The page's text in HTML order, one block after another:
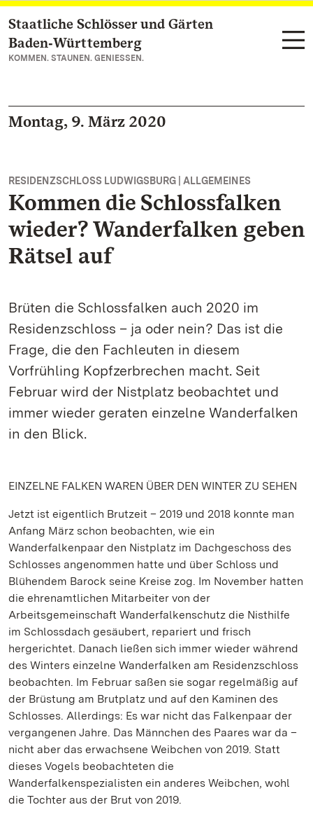
Zum Hauptinhalt springen
Staatliche Schlösser und Gärten
Baden‑Württemberg
KOMMEN. STAUNEN. GENIESSEN.
Montag, 9. März 2020
RESIDENZSCHLOSS LUDWIGSBURG | ALLGEMEINES
Kommen die Schlossfalken
wieder? Wanderfalken geben
Rätsel auf
Brüten die Schlossfalken auch 2020 im
Residenzschloss – ja oder nein? Das ist die
Frage, die den Fachleuten in diesem
Vorfrühling Kopfzerbrechen macht. Seit
Februar wird der Nistplatz beobachtet und
immer wieder geraten einzelne Wanderfalken
in den Blick.
EINZELNE FALKEN WAREN ÜBER DEN WINTER ZU SEHEN
Jetzt ist eigentlich Brutzeit – 2019 und 2018 konnte man
Anfang März schon beobachten, wie ein
Wanderfalkenpaar den Nistplatz im Dachgeschoss des
Schlosses angenommen hatte und über Schloss und
Blühendem Barock seine Kreise zog. Im November hatten
die ehrenamtlichen Mitarbeiter von der
Arbeitsgemeinschaft Wanderfalkenschutz die Nisthilfe
im Schlossdach gesäubert, repariert und frisch
hergerichtet. Danach ließen sich immer wieder während
des Winters einzelne Wanderfalken am Residenzschloss
beobachten. Im Februar saßen sie sogar regelmäßig auf
der Brüstung am Brutplatz und auf den Kaminen des
Schlosses. Allerdings: Es war nicht das Falkenpaar der
vergangenen Jahre. Das Männchen des Paares war da –
nicht aber das erwachsene Weibchen von 2019. Statt
dieses Vogels beobachteten die
Wanderfalkenspezialisten ein anderes Weibchen, wohl
die Tochter aus der Brut von 2019.